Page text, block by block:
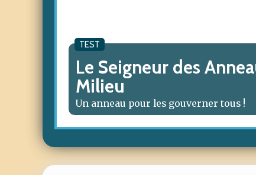
TEST
Le Seigneur des
Milieu
Un anneau pour les gouverner tous !